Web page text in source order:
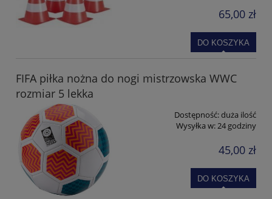
65,00 zł
DO KOSZYKA
FIFA piłka nożna do nogi mistrzowska WWC
rozmiar 5 lekka
Dostępność:duża ilość
Wysyłka w:24 godziny
45,00 zł
DO KOSZYKA